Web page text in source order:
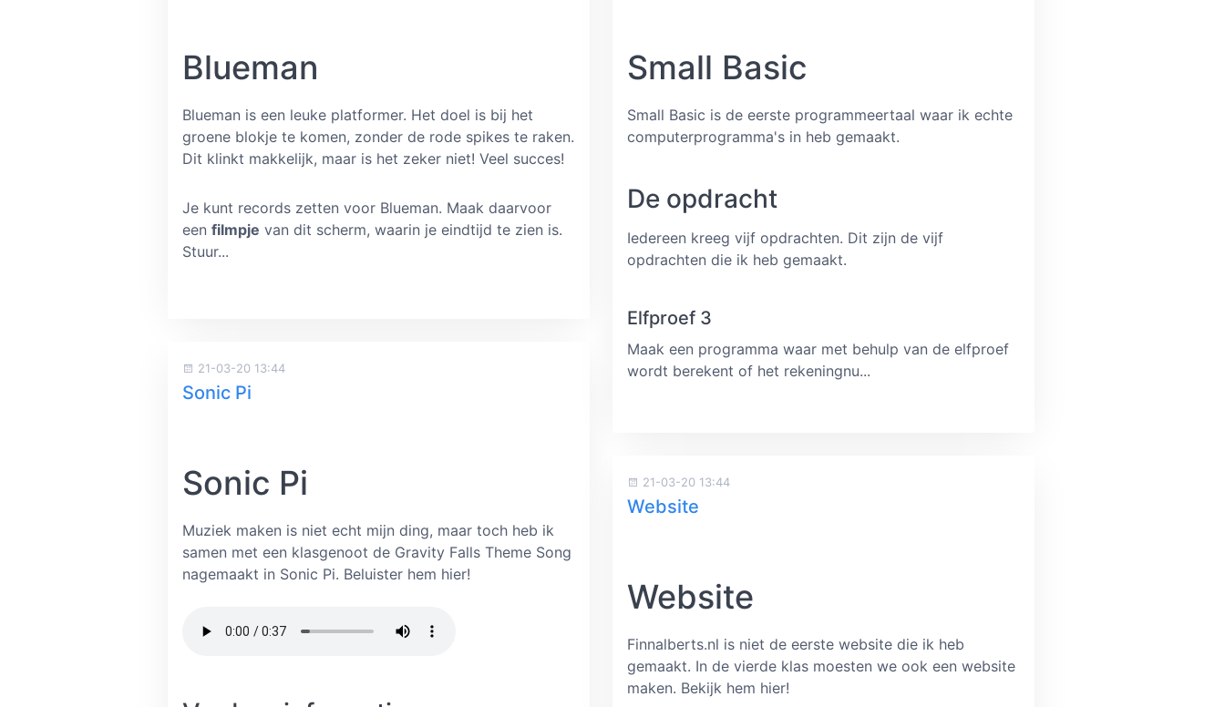
Blueman
Blueman is een leuke platformer. Het doel is bij het
groene blokje te komen, zonder de rode spikes te raken.
Dit klinkt makkelijk, maar is het zeker niet! Veel succes!
Je kunt records zetten voor Blueman. Maak daarvoor
een filmpje van dit scherm, waarin je eindtijd te zien is.
Stuur...
21-03-20 13:44
Sonic Pi
Sonic Pi
Muziek maken is niet echt mijn ding, maar toch heb ik
samen met een klasgenoot de Gravity Falls Theme Song
nagemaakt in Sonic Pi. Beluister hem hier!
Small Basic
Small Basic is de eerste programmeertaal waar ik echte
computerprogramma's in heb gemaakt.
De opdracht
Iedereen kreeg vijf opdrachten. Dit zijn de vijf
opdrachten die ik heb gemaakt.
Elfproef 3
Maak een programma waar met behulp van de elfproef
wordt berekent of het rekeningnu...
21-03-20 13:44
Website
Website
Finnalberts.nl is niet de eerste website die ik heb
gemaakt. In de vierde klas moesten we ook een website
maken. Bekijk hem hier!